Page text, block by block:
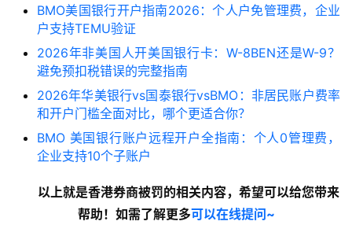
银
支
BMO美国银行开户指南2026：个人户免管理费，企业
户支持TEMU验证
2026年非美国人开美国银行卡：W-8BEN还是W-9？
避免预扣税错误的完整指南
2026年华美银行vs国泰银行vsBMO：非居民账户费率
和开户门槛全面对比，哪个更适合你？
BMO 美国银行账户远程开户全指南：个人0管理费，
企业支持10个子账户
以上就是香港券商被罚的相关内容，希望可以给您带来
帮助！如需了解更多可以在线提问~